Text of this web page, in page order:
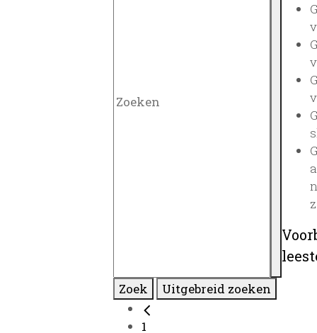
Zoek Uitgebreid zoeken
1